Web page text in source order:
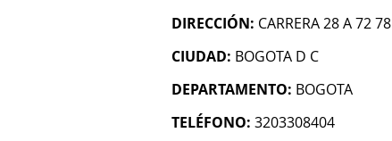
DIRECCIÓN: CARRERA 28 A 72 78
CIUDAD: BOGOTA D C
DEPARTAMENTO: BOGOTA
TELÉFONO: 3203308404